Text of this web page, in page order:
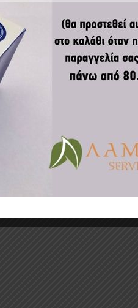
ΚΡΕΜΟΣΑΠΟΥΝΟ NUOVO
BAC ΣΥΣΚ. 1ΚΙΛ.